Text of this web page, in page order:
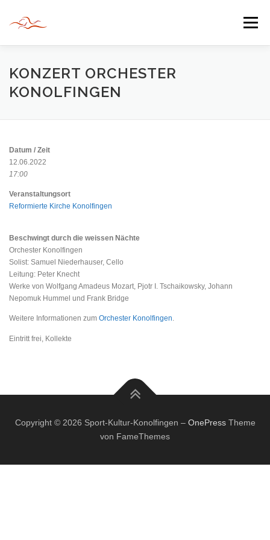
springen
Menü
HERZLICH WILLKOMMEN
INFORMATIONEN
KONZERT ORCHESTER
KONOLFINGEN
Datum / Zeit
12.06.2022
17:00
Veranstaltungsort
Reformierte Kirche Konolfingen
Beschwingt durch die weissen Nächte
Orchester Konolfingen
Solist: Samuel Niederhauser, Cello
Leitung: Peter Knecht
Werke von Wolfgang Amadeus Mozart, Pjotr I. Tschaikowsky, Johann
Nepomuk Hummel und Frank Bridge
Weitere Informationen zum Orchester Konolfingen.
Eintritt frei, Kollekte
Copyright © 2026 Sport-Kultur-Konolfingen – OnePressTheme
von FameThemes